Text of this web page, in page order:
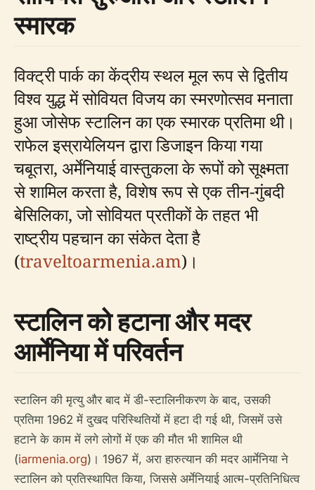
स्मारक
विक्ट्री पार्क का केंद्रीय स्थल मूल रूप से द्वितीय
विश्व युद्ध में सोवियत विजय का स्मरणोत्सव मनाता
हुआ जोसेफ स्टालिन का एक स्मारक प्रतिमा थी।
राफेल इस्रायेलियन द्वारा डिजाइन किया गया
चबूतरा, अर्मेनियाई वास्तुकला के रूपों को सूक्ष्मता
से शामिल करता है, विशेष रूप से एक तीन-गुंबदी
बेसिलिका, जो सोवियत प्रतीकों के तहत भी
राष्ट्रीय पहचान का संकेत देता है
(traveltoarmenia.am)।
स्टालिन को हटाना और मदर
आर्मेनिया में परिवर्तन
स्टालिन की मृत्यु और बाद में डी-स्टालिनीकरण के बाद, उसकी
प्रतिमा 1962 में दुखद परिस्थितियों में हटा दी गई थी, जिसमें उसे
हटाने के काम में लगे लोगों में एक की मौत भी शामिल थी
(iarmenia.org)। 1967 में, अरा हारुत्यान की मदर आर्मेनिया ने
स्टालिन को प्रतिस्थापित किया, जिससे अर्मेनियाई आत्म-प्रतिनिधित्व